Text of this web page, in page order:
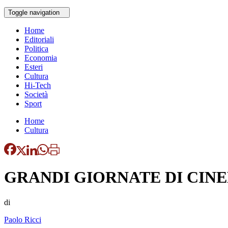
Toggle navigation
Home
Editoriali
Politica
Economia
Esteri
Cultura
Hi-Tech
Società
Sport
Home
Cultura
GRANDI GIORNATE DI
di
Paolo Ricci